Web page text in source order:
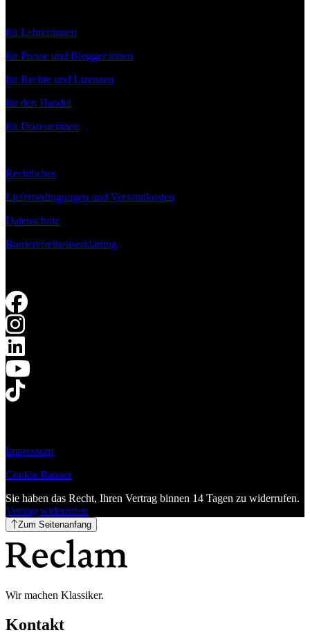
für Lehrer:innen
für Presse und Blogger:innen
für Rechte und Lizenzen
für den Handel
für Dozent:innen
Rechtliches
Lieferbedingungen und Versandkosten
Datenschutz
Barrierefreiheitserklärung
Impressum
Cookie Banner
Sie haben das Recht, Ihren Vertrag binnen 14 Tagen zu widerrufen.
Vertrag widerrufen
Zum Seitenanfang
Wir machen Klassiker.
Kontakt